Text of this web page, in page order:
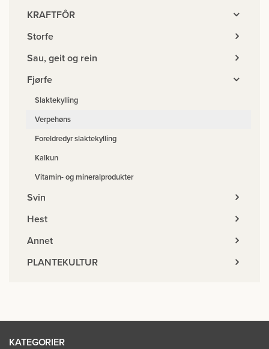
KRAFTFÔR
Storfe
Sau, geit og rein
Fjørfe
Slaktekylling
Verpehøns
Foreldredyr slaktekylling
Kalkun
Vitamin- og mineralprodukter
Svin
Hest
Annet
PLANTEKULTUR
KATEGORIER